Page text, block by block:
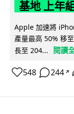
基地 上年
Apple 加速將
產量最高 50% 移
長至 204...
閱讀
548 244 ↗